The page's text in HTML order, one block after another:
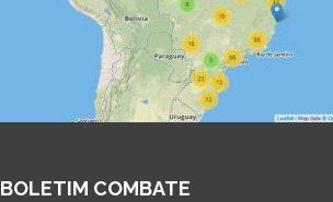
BOLETIM COMBATE